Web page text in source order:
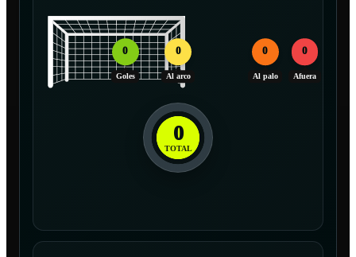
0
Goles
0
Al arco
0
Al palo
0
Afuera
0
TOTAL